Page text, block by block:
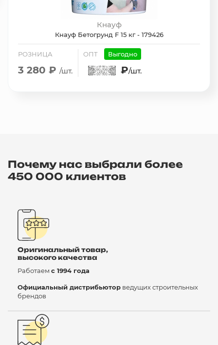
Кнауф
Кнауф Бетогрунд F 15 кг - 179426
РОЗНИЦА
3 280 ₽ /шт.
ОПТ Выгодно
₽/шт.
Почему нас выбрали более
450 000 клиентов
Оригинальный товар,
высокого качества
Работаем с 1994 года
Официальный дистрибьютор ведущих строительных
брендов